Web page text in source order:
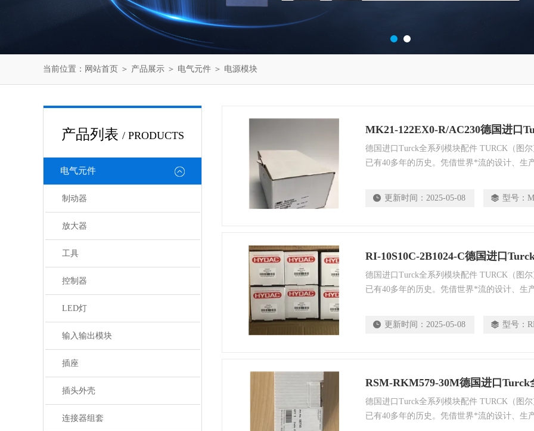
当前位置： 网站首页 ＞ 产品展示 ＞ 电气元件 ＞ 电源模块
产品列表 / PRODUCTS
电气元件
制动器
放大器
工具
控制器
LED灯
输入输出模块
插座
插头外壳
连接器组套
MK21-122EX0-R/AC230德国进口
德国进口Turck全系列模块配件 TURCK（图
已有40多年的历史。凭借世界*流的设计、生
业的技术支持与定制产品，还能确保直接在
更新时间： 2025-05-08 型号：
RI-10S10C-2B1024-C德国进口
德国进口Turck全系列模块配件 TURCK（图
已有40多年的历史。凭借世界*流的设计、生
业的技术支持与定制产品，还能确保直接在
更新时间： 2025-05-08 型号：
RSM-RKM579-30M德国进口Turck
德国进口Turck全系列模块配件 TURCK（图
已有40多年的历史。凭借世界*流的设计、生